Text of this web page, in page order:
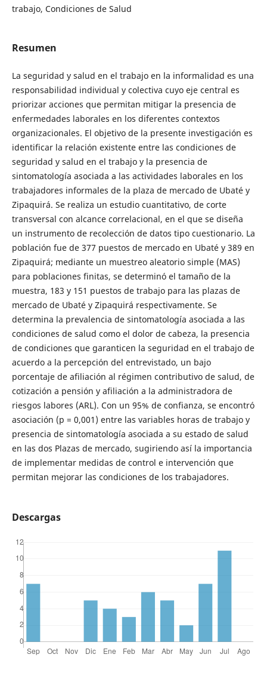
trabajo, Condiciones de Salud
Resumen
La seguridad y salud en el trabajo en la informalidad es una
responsabilidad individual y colectiva cuyo eje central es
priorizar acciones que permitan mitigar la presencia de
enfermedades laborales en los diferentes contextos
organizacionales. El objetivo de la presente investigación es
identificar la relación existente entre las condiciones de
seguridad y salud en el trabajo y la presencia de
sintomatología asociada a las actividades laborales en los
trabajadores informales de la plaza de mercado de Ubaté y
Zipaquirá. Se realiza un estudio cuantitativo, de corte
transversal con alcance correlacional, en el que se diseña
un instrumento de recolección de datos tipo cuestionario. La
población fue de 377 puestos de mercado en Ubaté y 389 en
Zipaquirá; mediante un muestreo aleatorio simple (MAS)
para poblaciones finitas, se determinó el tamaño de la
muestra, 183 y 151 puestos de trabajo para las plazas de
mercado de Ubaté y Zipaquirá respectivamente. Se
determina la prevalencia de sintomatología asociada a las
condiciones de salud como el dolor de cabeza, la presencia
de condiciones que garanticen la seguridad en el trabajo de
acuerdo a la percepción del entrevistado, un bajo
porcentaje de afiliación al régimen contributivo de salud, de
cotización a pensión y afiliación a la administradora de
riesgos labores (ARL). Con un 95% de confianza, se encontró
asociación (p = 0,001) entre las variables horas de trabajo y
presencia de sintomatología asociada a su estado de salud
en las dos Plazas de mercado, sugiriendo así la importancia
de implementar medidas de control e intervención que
permitan mejorar las condiciones de los trabajadores.
Descargas